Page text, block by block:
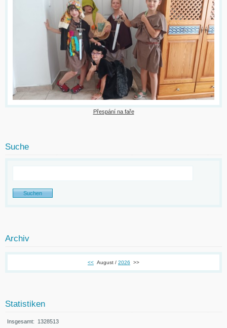
Přespání na faře
Suche
Archiv
<< August / 2026 >>
Statistiken
Insgesamt: 1328513